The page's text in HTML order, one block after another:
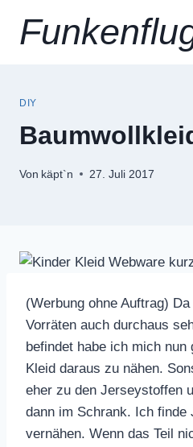
Inhalt
DIY
Von käpt`n 27. Juli 2017
(Werbung ohne Auftrag)
Vorräten auch durchaus
befindet habe ich mich nun
Kleid daraus zu nähen.
eher zu den Jerseystoffen
dann im Schrank. Ich finde
vernähen. Wenn das Teil